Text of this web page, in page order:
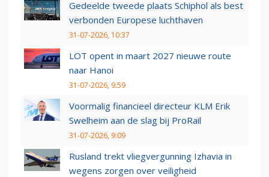
Gedeelde tweede plaats Schiphol als best
verbonden Europese luchthaven
31-07-2026, 10:37
LOT opent in maart 2027 nieuwe route
naar Hanoi
31-07-2026, 9:59
Voormalig financieel directeur KLM Erik
Swelheim aan de slag bij ProRail
31-07-2026, 9:09
Rusland trekt vliegvergunning Izhavia in
wegens zorgen over veiligheid